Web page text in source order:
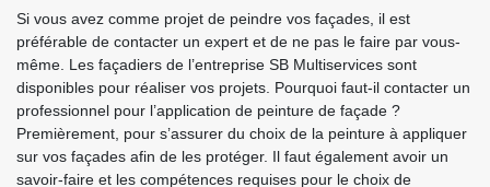
Si vous avez comme projet de peindre vos façades, il est
préférable de contacter un expert et de ne pas le faire par vous-
même. Les façadiers de l’entreprise SB Multiservices sont
disponibles pour réaliser vos projets. Pourquoi faut-il contacter un
professionnel pour l’application de peinture de façade ?
Premièrement, pour s’assurer du choix de la peinture à appliquer
sur vos façades afin de les protéger. Il faut également avoir un
savoir-faire et les compétences requises pour le choix de